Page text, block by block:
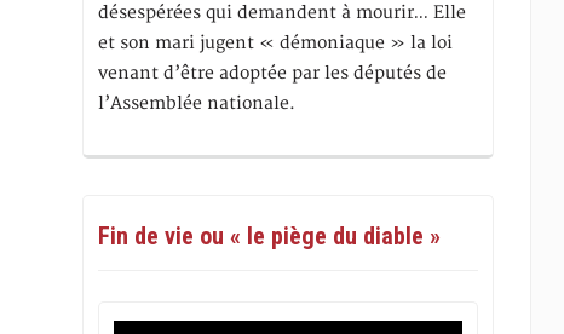
désespérées qui demandent à mourir… Elle
et son mari jugent « démoniaque » la loi
venant d’être adoptée par les députés de
l’Assemblée nationale.
Fin de vie ou « le piège du diable »